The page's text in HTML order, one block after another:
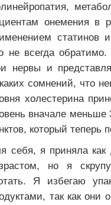
онемения в
статинов
не всегда
нервы и
сомнений, что
холестерина
вначале меньше
который теперь
себя, я приняла
но я
Я избегаю
так как